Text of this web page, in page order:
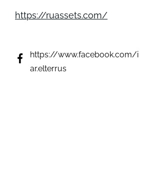
https://ruassets.com/
https://www.facebook.com/i
ar.elterrus